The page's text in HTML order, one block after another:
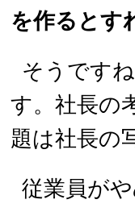
を作るとす
そうです
す。社長の
題は社長の
従業員が